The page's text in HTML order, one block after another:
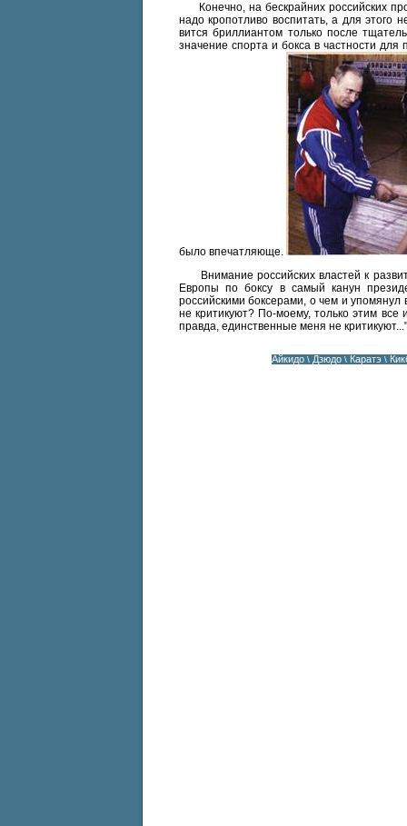
Конечно, на бескрайних российских
надо кропотливо воспитать, а для
вится бриллиантом только после
значение спорта и бокса в частности
бы­ло впечатляюще.
Внимание российских властей к
Европы по бок­су в самый канун
российскими боксерами, о чем и
не критикуют? По-мое­му, только этим
правда, единственные меня не критикуют..."
Айкидо \ Дзюдо \ Каратэ \